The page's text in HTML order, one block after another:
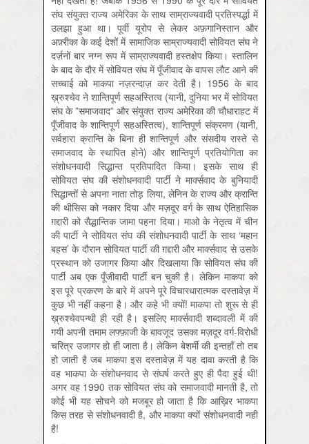
संघ संयुक्त राज्य अमेरिका के साथ साम्राज्यवादी प्रतिस्पर्द्धा में
उलझा हुआ था। पूर्वी यूरोप से लेकर अफ़गानिस्तान और
अफ़्रीका के कई देशों में सामाजिक साम्राज्यवादी सोवियत संघ ने
दर्ज़नों बार नग्न रूप में साम्राज्यवादी हस्तक्षेप किया। स्तालिन
के बाद के दौर में सोवियत संघ में पूँजीवाद के वापस लौट आने की
सच्चाई को माकपा नज़रन्दाज़ कर देती है। 1956 के बाद
ख़्रुश्चेव ने शान्तिपूर्ण सहअस्तित्व (यानी, दुनिया भर में सोवियत
संघ के ”समाजवाद” और संयुक्त राज्य अमेरिका की चौधाराहट में
पूँजीवाद के शान्तिपूर्ण सहअस्तित्व), शान्तिपूर्ण संक्रमण (यानी,
सर्वहारा क्रान्ति के बिना ही शान्तिपूर्ण और संसदीय रास्ते से
समाजवाद के स्थापित होने) और शान्तिपूर्ण प्रतियोगिता का
संशोधनवादी सिद्धान्त प्रतिपादित किया। इसके साथ ही
सोवियत संघ की संशोधनवादी पार्टी ने मार्क्‍सवाद के बुनियादी
सिद्धान्तों से अपना नाता तोड़ लिया, लेनिन के राज्य और क्रान्ति
की थीसिस को नकार दिया और मज़दूर वर्ग के साथ ऐतिहासिक
ग़द्दारी को सैद्धान्तिक जामा पहना दिया। माओ के नेतृत्व में चीन
की पार्टी ने सोवियत संघ की संशोधनवादी पार्टी के साथ ‘महान
बहस’ के दौरान सोवियत पार्टी की ग़द्दारी और मार्क्‍सवाद से उसके
प्रस्थान को उजागर किया और दिखलाया कि सोवियत संघ की
पार्टी अब एक पूँजीवादी पार्टी बन चुकी है। लेकिन माकपा को
इस पूरे प्रकरण के बारे में अपने पूरे विचारधारात्मक दस्तावेज़ में
कुछ भी नहीं कहना है। और कहे भी क्यों! माकपा तो शुरू से ही
ख़्रुश्चेवपन्थी ही रही है। इसलिए मार्क्‍सवादी शब्दावली में की
गयी अपनी तमाम लफ्फ़ाजी के बावजूद उसका मज़दूर वर्ग-विरोधी
चरित्र उजागर हो ही जाता है। लेकिन बेशर्मी की इन्तहाँ तो तब
हो जाती है जब माकपा इस दस्तावेज़ में यह दावा करती है कि
वह भाकपा के संशोधनवाद से संघर्ष करते हुए ही पैदा हुई थी!
अगर वह 1990 तक सोवियत संघ को समाजवादी मानती है, तो
कोई भी यह सोचने को मजबूर हो जाता है कि आख़िर भाकपा
किस तरह से संशोधनवादी है, और माकपा क्यों संशोधनवादी नहीं
है!